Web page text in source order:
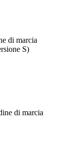
di marcia
S)
di marcia